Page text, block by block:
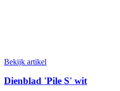
Bekijk artikel
Dienblad 'Pile S' wit